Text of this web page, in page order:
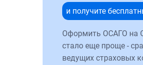
и получите
Оформить ОСАГО на
стало еще проще -
ведущих страховых